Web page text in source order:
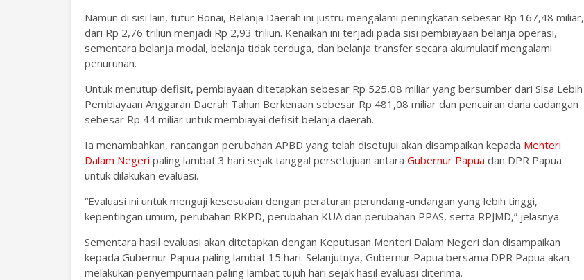
Namun di sisi lain, tutur Bonai, Belanja Daerah ini justru mengalami peningkatan sebesar Rp 167,48 miliar,
dari Rp 2,76 triliun menjadi Rp 2,93 triliun. Kenaikan ini terjadi pada sisi pembiayaan belanja operasi,
sementara belanja modal, belanja tidak terduga, dan belanja transfer secara akumulatif mengalami
penurunan.
Untuk menutup defisit, pembiayaan ditetapkan sebesar Rp 525,08 miliar yang bersumber dari Sisa Lebih
Pembiayaan Anggaran Daerah Tahun Berkenaan sebesar Rp 481,08 miliar dan pencairan dana cadangan
sebesar Rp 44 miliar untuk membiayai defisit belanja daerah.
Ia menambahkan, rancangan perubahan APBD yang telah disetujui akan disampaikan kepada Menteri
Dalam Negeri paling lambat 3 hari sejak tanggal persetujuan antara Gubernur Papua dan DPR Papua
untuk dilakukan evaluasi.
“Evaluasi ini untuk menguji kesesuaian dengan peraturan perundang-undangan yang lebih tinggi,
kepentingan umum, perubahan RKPD, perubahan KUA dan perubahan PPAS, serta RPJMD,” jelasnya.
Sementara hasil evaluasi akan ditetapkan dengan Keputusan Menteri Dalam Negeri dan disampaikan
kepada Gubernur Papua paling lambat 15 hari. Selanjutnya, Gubernur Papua bersama DPR Papua akan
melakukan penyempurnaan paling lambat tujuh hari sejak hasil evaluasi diterima.